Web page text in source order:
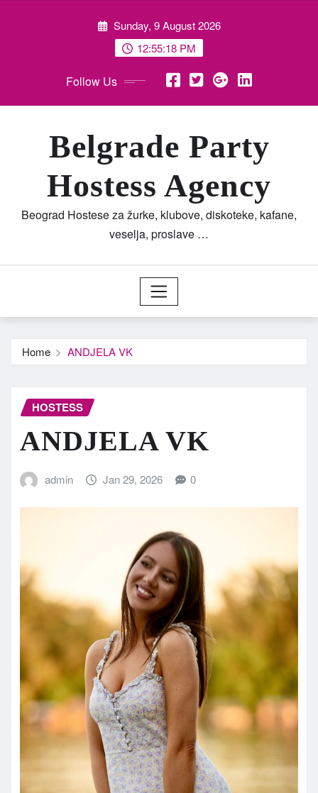
Sunday, 9 August 2026
12:55:21 PM
Follow Us
Belgrade Party
Hostess Agency
Beograd Hostese za žurke, klubove, diskoteke, kafane,
veselja, proslave …
Home ANDJELA VK
HOSTESS
ANDJELA VK
admin Jan 29, 2026 0